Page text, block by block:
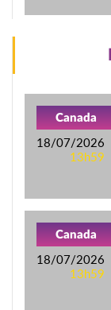
Canada
18/07/2026
13h59
Canada
18/07/2026
13h59